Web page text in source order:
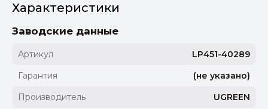
Характеристики
Заводские данные
Артикул
LP451-40289
Гарантия
(не указано)
Производитель
UGREEN